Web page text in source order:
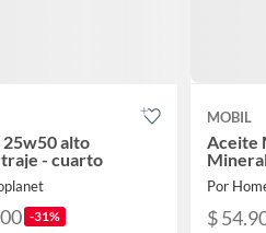
alto
- cuarto
-31%
MOBIL
Aceite
Por
$